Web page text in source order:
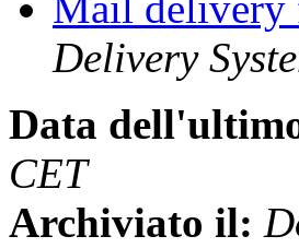
Delivery
Data
CET
Archiviato il: